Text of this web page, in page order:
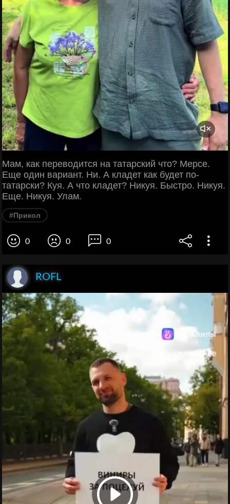
Мам, как переводится на татарский что? Мерсе.
Еще один вариант. Ни. А кладет как будет по-
татарски? Куя. А что кладет? Никуя. Быстро. Никуя.
Еще. Никуя. Улам.
#Прикол
0 0 0
ROFL